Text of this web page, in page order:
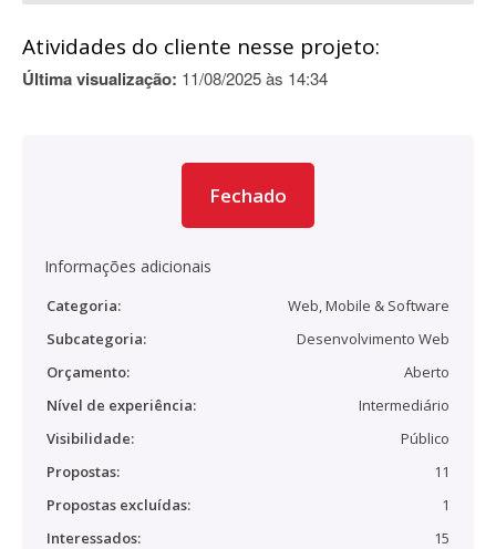
Atividades do cliente nesse projeto:
Última visualização: 11/08/2025 às 14:34
Fechado
Informações adicionais
Categoria:
Web, Mobile & Software
Subcategoria:
Desenvolvimento Web
Orçamento:
Aberto
Nível de experiência:
Intermediário
Visibilidade:
Público
Propostas:
11
Propostas excluídas:
1
Interessados:
15